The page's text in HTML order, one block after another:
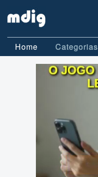
Home Categorias